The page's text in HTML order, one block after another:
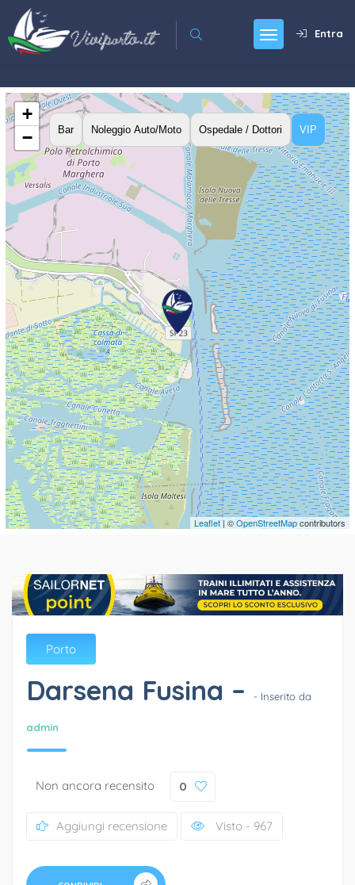
Entra
Bar Noleggio Auto/Moto Ospedale / Dottori VIP
+
−
Leaflet| ©OpenStreetMapcontributors
Porto
Darsena Fusina – - Inserito da
admin
Non ancora recensito 0
Aggiungi recensione Visto - 967